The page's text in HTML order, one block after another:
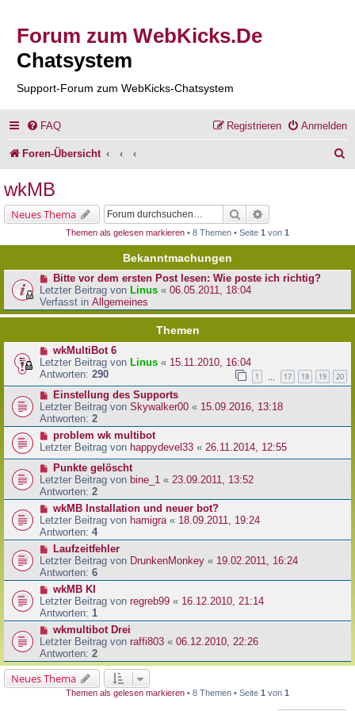
Forum zum WebKicks.De
Chatsystem
Support-Forum zum WebKicks-Chatsystem
FAQ Anmelden
Registrieren
Foren-Übersicht
e
wkMB
Neues Thema Suche
Themen als gelesen markieren • 8 Themen • Seite 1 von 1
Bekanntmachungen
Bitte vor dem ersten Post lesen: Wie poste ich richtig?
Letzter Beitrag von Linus « 06.05.2011, 18:04
Verfasst in Allgemeines
Themen
wkMultiBot 6
Letzter Beitrag von Linus « 15.11.2010, 16:04
Antworten: 290 1 17 18 19 20
Einstellung des Supports
Letzter Beitrag von Skywalker00 « 15.09.2016, 13:18
Antworten: 2
problem wk multibot
Letzter Beitrag von happydevel33 « 26.11.2014, 12:55
Punkte gelöscht
Letzter Beitrag von bine_1 « 23.09.2011, 13:52
Antworten: 2
wkMB Installation und neuer bot?
Letzter Beitrag von hamigra « 18.09.2011, 19:24
Antworten: 4
Laufzeitfehler
Letzter Beitrag von DrunkenMonkey « 19.02.2011, 16:24
Antworten: 6
wkMB KI
Letzter Beitrag von regreb99 « 16.12.2010, 21:14
Antworten: 1
wkmultibot Drei
Letzter Beitrag von raffi803 « 06.12.2010, 22:26
Antworten: 2
Neues Thema
Themen als gelesen markieren • 8 Themen • Seite 1 von 1